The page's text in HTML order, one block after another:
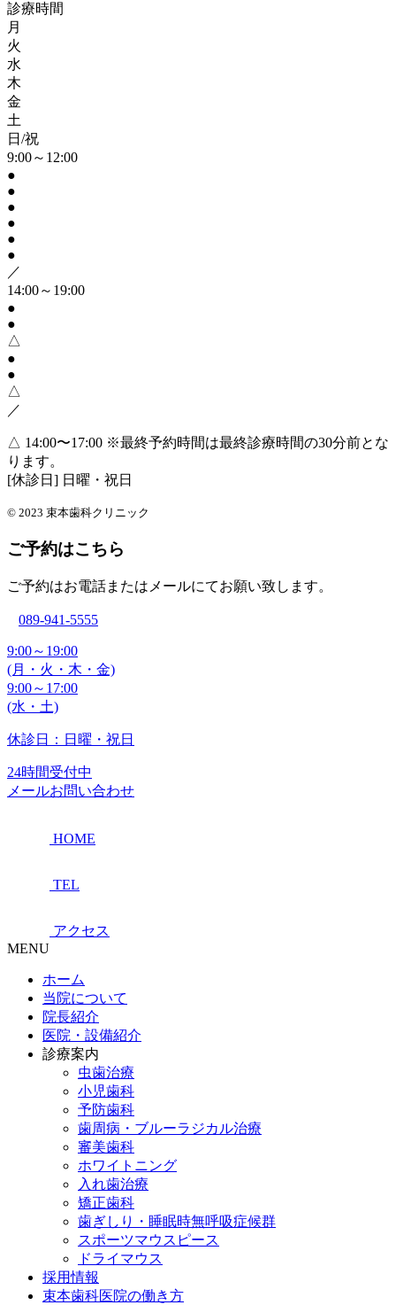
診療時間
月
火
水
木
金
土
日/祝
9:00～12:00
●
●
●
●
●
●
／
14:00～19:00
●
●
△
●
●
△
／
△ 14:00〜17:00 ※最終予約時間は最終診療時間の30分前とな
ります。
[休診日] 日曜・祝日
© 2023 束本歯科クリニック
ご予約はこちら
ご予約はお電話またはメールにてお願い致します。
089-941-5555
9:00～19:00
(月・火・木・金)
9:00～17:00
(水・土)
休診日：日曜・祝日
24時間受付中
メールお問い合わせ
HOME
TEL
アクセス
MENU
ホーム
当院について
院長紹介
医院・設備紹介
診療案内
虫歯治療
小児歯科
予防歯科
歯周病・ブルーラジカル治療
審美歯科
ホワイトニング
入れ歯治療
矯正歯科
歯ぎしり・睡眠時無呼吸症候群
スポーツマウスピース
ドライマウス
採用情報
束本歯科医院の働き方